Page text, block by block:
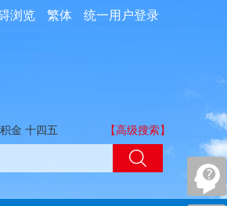
统一用户登录
繁体
浏览
金 十四五 【高级搜索】